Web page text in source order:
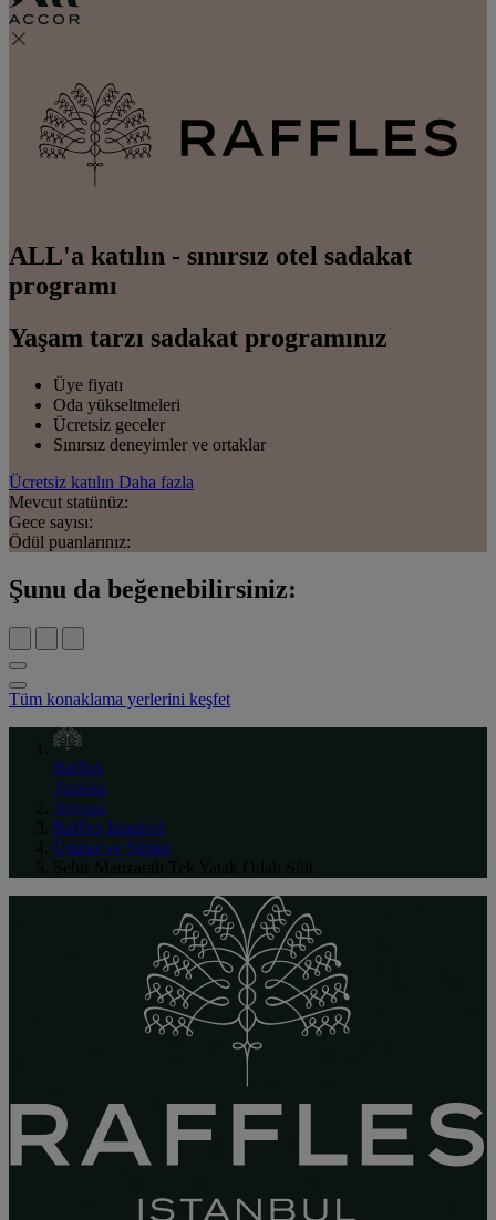
ALL'a katılın - sınırsız otel sadakat
programı
Yaşam tarzı sadakat programınız
Üye fiyatı
Oda yükseltmeleri
Ücretsiz geceler
Sınırsız deneyimler ve ortaklar
Ücretsiz katılın Daha fazla
Mevcut statünüz:
Gece sayısı:
Ödül puanlarınız:
Şunu da beğenebilirsiniz:
Tüm konaklama yerlerini keşfet
Raffles
Turkish
Avrupa
Raffles Istanbul
Odalar ve Süitler